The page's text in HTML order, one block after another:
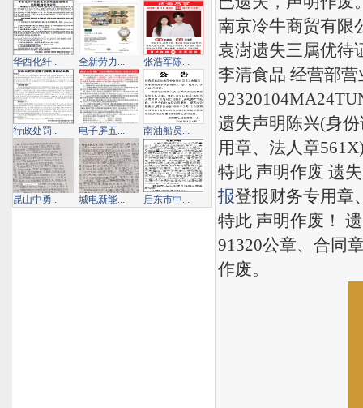
南京冷牛商贸有限
袁澍遗失三属优待
李清食品 经营部
遗失声明陈兴(身
用章、法人章
特此 声明作废 遗
报登报财务专用章
特此 声明作废！
91320公章、合同
作废。
华西化纤... 全新劳力... 张浩军陈...
行政处罚... 电子屏五... 南油船员...
昆山中勇... 城电新能... 启东市中...